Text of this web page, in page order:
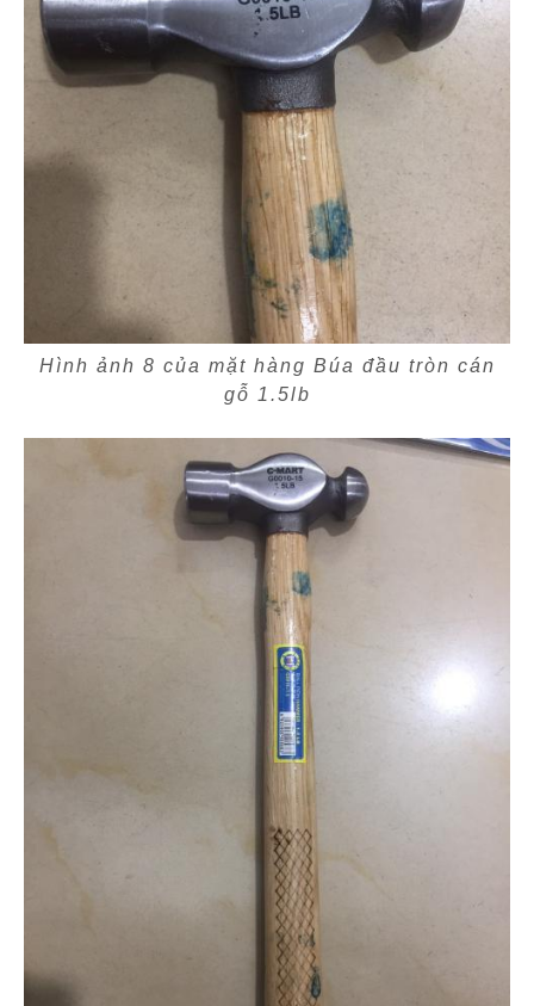
Hình ảnh 8 của mặt hàng Búa đầu tròn cán
gỗ 1.5lb